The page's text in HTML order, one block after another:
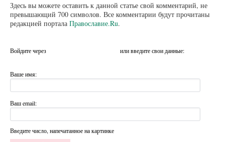
Здесь вы можете оставить к данной статье свой комментарий, не
превышающий 700 символов. Все комментарии будут прочитаны
редакцией портала Православие.Ru.
Войдите через или введите свои данные:
Ваше имя:
Ваш email:
Введите число, напечатанное на картинке